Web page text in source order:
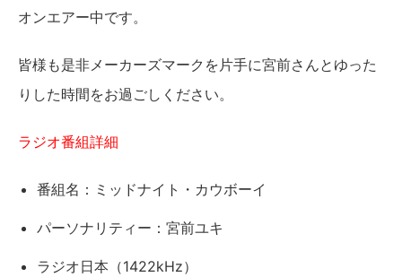
オンエアー中です。
皆様も是非メーカーズマークを片手に宮前さんとゆった
りした時間をお過ごしください。
ラジオ番組詳細
番組名：ミッドナイト・カウボーイ
パーソナリティー：宮前ユキ
ラジオ日本（1422kHz）